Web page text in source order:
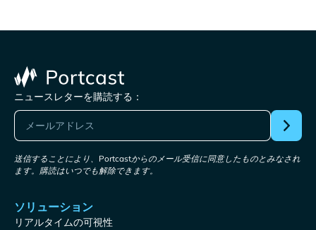
ニュースレターを購読する：
送信することにより、Portcastからのメール受信に同意したものとみなされ
ます。購読はいつでも解除できます。
ソリューション
リアルタイムの可視性